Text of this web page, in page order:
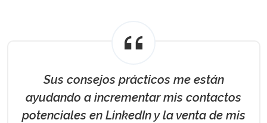
Sus consejos prácticos me están
ayudando a incrementar mis contactos
potenciales en LinkedIn y la venta de mis